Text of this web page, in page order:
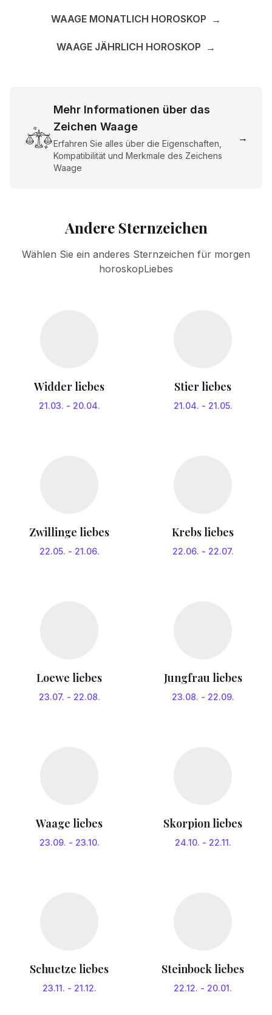
WAAGE MONATLICH HOROSKOP →
WAAGE JÄHRLICH HOROSKOP →
Mehr Informationen über das
Zeichen Waage
Erfahren Sie alles über die Eigenschaften,
Kompatibilität und Merkmale des Zeichens
Waage
→
Andere Sternzeichen
Wählen Sie ein anderes Sternzeichen für morgen
horoskopLiebes
Widder liebes
21.03. - 20.04.
Stier liebes
21.04. - 21.05.
Zwillinge liebes
22.05. - 21.06.
Krebs liebes
22.06. - 22.07.
Loewe liebes
23.07. - 22.08.
Jungfrau liebes
23.08. - 22.09.
Waage liebes
23.09. - 23.10.
Skorpion liebes
24.10. - 22.11.
Schuetze liebes
23.11. - 21.12.
Steinbock liebes
22.12. - 20.01.